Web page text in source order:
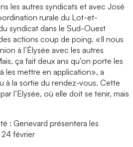
les autres syndicats et avec José
rurale du Lot-et-
syndicat dans le Sud-Ouest
actions coup de poing. «Il nous
à l’Élysée avec les autres
ça fait deux ans qu’on porte les
les mettre en application», a
à la sortie du rendez-vous. Cette
l’Elysée, où elle doit se tenir, mais
: Genevard présentera les
24 février